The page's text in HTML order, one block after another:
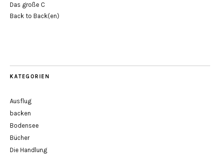
Das große C
Back to Back(en)
KATEGORIEN
Ausflug
backen
Bodensee
Bücher
Die Handlung